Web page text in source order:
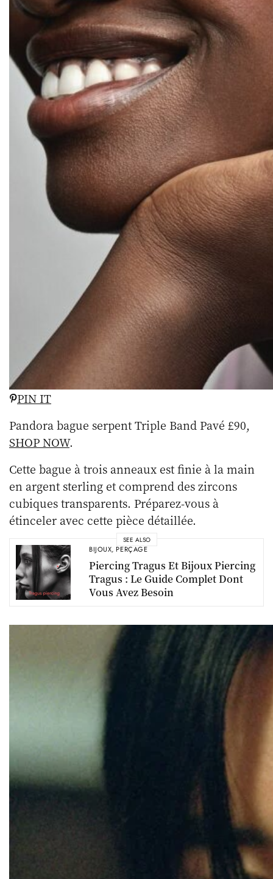
PIN IT
Pandora bague serpent Triple Band Pavé £90,
SHOP NOW.
Cette bague à trois anneaux est finie à la main
en argent sterling et comprend des zircons
cubiques transparents. Préparez-vous à
étinceler avec cette pièce détaillée.
SEE ALSO
BIJOUX,PERÇAGE
Piercing Tragus Et Bijoux Piercing
Tragus : Le Guide Complet Dont
Vous Avez Besoin